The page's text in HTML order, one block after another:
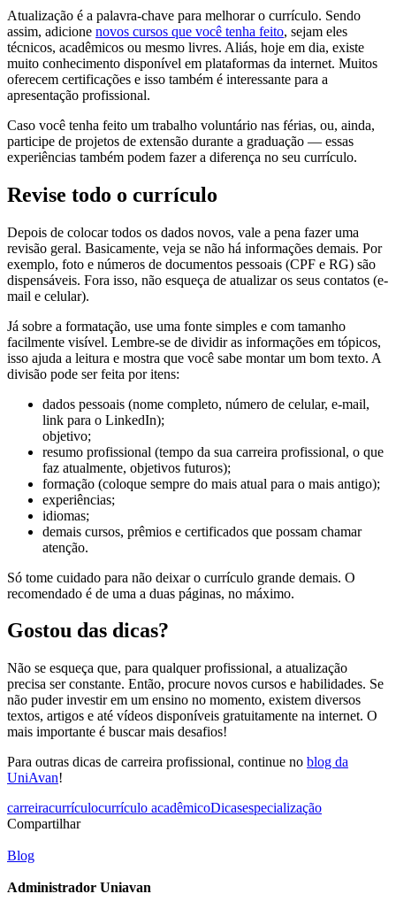
Atualização é a palavra-chave para melhorar o currículo. Sendo
assim, adicione novos cursos que você tenha feito, sejam eles
técnicos, acadêmicos ou mesmo livres. Aliás, hoje em dia, existe
muito conhecimento disponível em plataformas da internet. Muitos
oferecem certificações e isso também é interessante para a
apresentação profissional.
Caso você tenha feito um trabalho voluntário nas férias, ou, ainda,
participe de projetos de extensão durante a graduação — essas
experiências também podem fazer a diferença no seu currículo.
Revise todo o currículo
Depois de colocar todos os dados novos, vale a pena fazer uma
revisão geral. Basicamente, veja se não há informações demais. Por
exemplo, foto e números de documentos pessoais (CPF e RG) são
dispensáveis. Fora isso, não esqueça de atualizar os seus contatos (e-
mail e celular).
Já sobre a formatação, use uma fonte simples e com tamanho
facilmente visível. Lembre-se de dividir as informações em tópicos,
isso ajuda a leitura e mostra que você sabe montar um bom texto. A
divisão pode ser feita por itens:
dados pessoais (nome completo, número de celular, e-mail,
link para o LinkedIn);
objetivo;
resumo profissional (tempo da sua carreira profissional, o que
faz atualmente, objetivos futuros);
formação (coloque sempre do mais atual para o mais antigo);
experiências;
idiomas;
demais cursos, prêmios e certificados que possam chamar
atenção.
Só tome cuidado para não deixar o currículo grande demais. O
recomendado é de uma a duas páginas, no máximo.
Gostou das dicas?
Não se esqueça que, para qualquer profissional, a atualização
precisa ser constante. Então, procure novos cursos e habilidades. Se
não puder investir em um ensino no momento, existem diversos
textos, artigos e até vídeos disponíveis gratuitamente na internet. O
mais importante é buscar mais desafios!
Para outras dicas de carreira profissional, continue no blog da
UniAvan!
carreiracurrículocurrículo acadêmicoDicasespecialização
Compartilhar
Blog
Administrador Uniavan